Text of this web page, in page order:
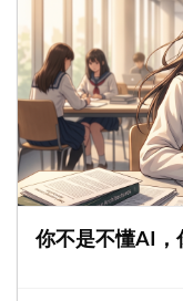
你不是不懂AI，